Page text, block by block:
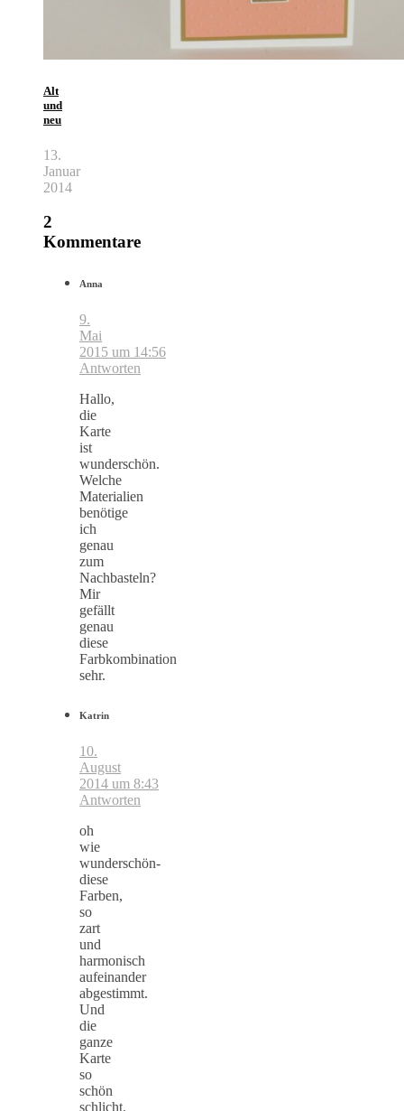
Alt
und
neu
13.
Januar
2014
2
Kommentare
Anna
9.
Mai
2015 um 14:56
Antworten
Hallo,
die
Karte
ist
wunderschön.
Welche
Materialien
benötige
ich
genau
zum
Nachbasteln?
Mir
gefällt
genau
diese
Farbkombination
sehr.
Katrin
10.
August
2014 um 8:43
Antworten
oh
wie
wunderschön-
diese
Farben,
so
zart
und
harmonisch
aufeinander
abgestimmt.
Und
die
ganze
Karte
so
schön
schlicht.